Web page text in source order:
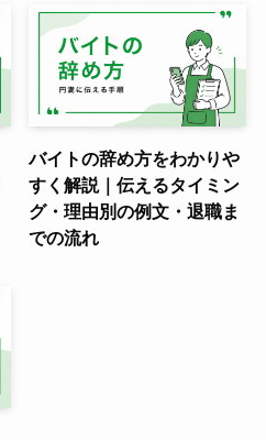
バイトの辞め方をわかりや
すく解説｜伝えるタイミン
グ・理由別の例文・退職ま
での流れ